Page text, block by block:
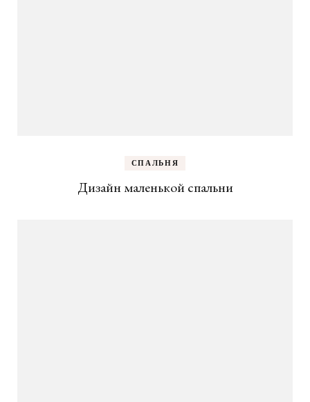
СПАЛЬНЯ
Дизайн маленькой спальни